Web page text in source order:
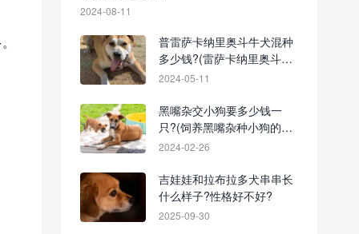
2024-08-11
普雷萨卡纳里奥斗牛犬混种
多少钱?(雷萨卡纳里奥斗牛
犬杂交优缺点)
2024-05-11
黑嘴杂交小狗要多少钱一
只?(饲养黑嘴杂种小狗的成
本开销)
2024-02-26
吉娃娃和拉布拉多犬串串长
什么样子?性格好不好?
2025-09-30